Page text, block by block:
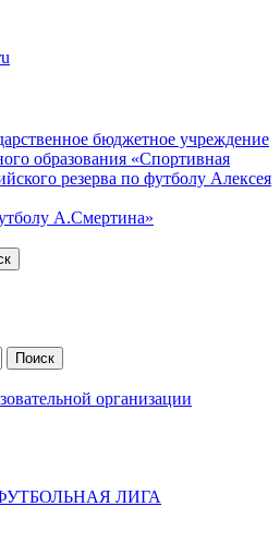
бюджетное учреждение
образования «Спортивная
резерва по футболу Алексея
А.Смертина»
организации
ЛИГА